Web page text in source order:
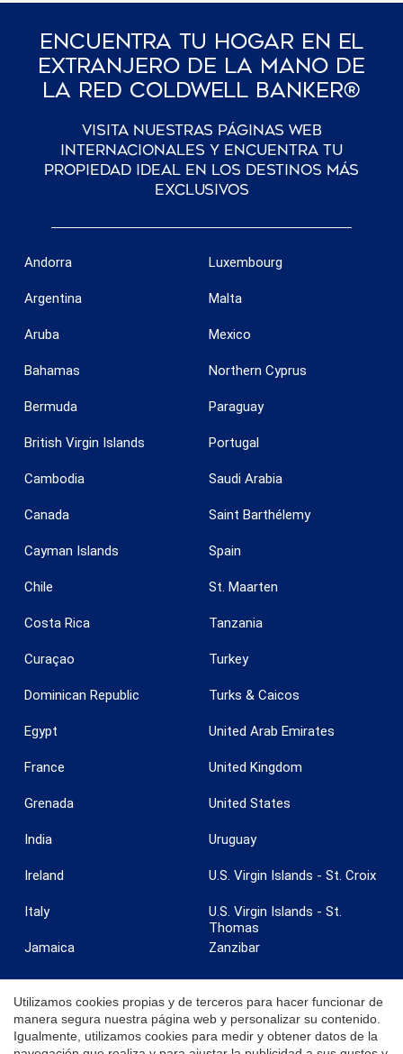
Encuentra Tu Hogar En El
Extranjero De La Mano De
La Red Coldwell Banker®
Visita nuestras páginas web
internacionales y encuentra tu
propiedad ideal en los destinos más
exclusivos
Andorra
Argentina
Aruba
Bahamas
Bermuda
British Virgin Islands
Cambodia
Canada
Cayman Islands
Chile
Costa Rica
Curaçao
Dominican Republic
Egypt
France
Grenada
India
Ireland
Italy
Jamaica
Luxembourg
Malta
Mexico
Northern Cyprus
Paraguay
Portugal
Saudi Arabia
Saint Barthélemy
Spain
St. Maarten
Tanzania
Turkey
Turks & Caicos
United Arab Emirates
United Kingdom
United States
Uruguay
U.S. Virgin Islands - St. Croix
U.S. Virgin Islands - St.
Thomas
Zanzibar
© 2026 Coldwell Banker. Todos los derechos reservados. Coldwell
Utilizamos cookies propias y de terceros para hacer funcionar de
manera segura nuestra página web y personalizar su contenido.
Igualmente, utilizamos cookies para medir y obtener datos de la